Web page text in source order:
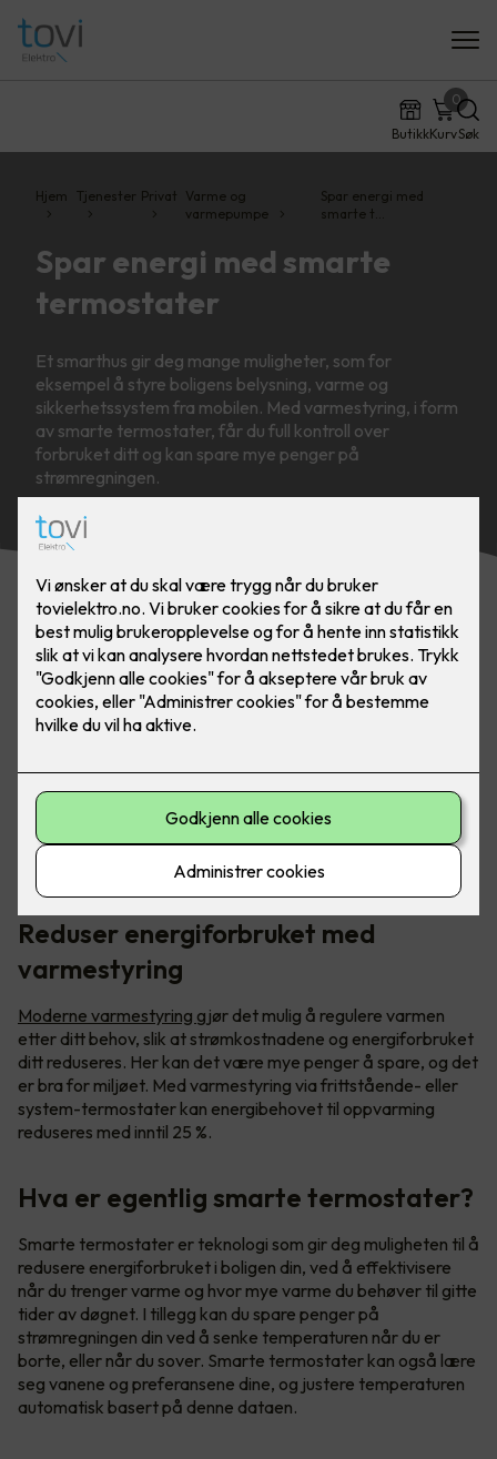
ButikkKurv
0
Søk
Hjem Tjenester Privat Varme og
varmepumpe
Spar energi med
smarte t…
Spar energi med smarte
termostater
Et smarthus gir deg mange muligheter, som for
eksempel å styre boligens belysning, varme og
sikkerhetssystem fra mobilen. Med varmestyring, i form
av smarte termostater, får du full kontroll over
forbruket ditt og kan spare mye penger på
strømregningen.
Smart varmestyring gir deg full kontroll på
energiforbruket ditt i hele boligen. Dette kan du enkelt
styre fra et veggpanel.
Reduser energiforbruket med
varmestyring
Moderne varmestyring gjør det mulig å regulere varmen
etter ditt behov, slik at strømkostnadene og energiforbruket
ditt reduseres. Her kan det være mye penger å spare, og det
er bra for miljøet. Med varmestyring via frittstående- eller
system-termostater kan energibehovet til oppvarming
reduseres med inntil 25 %.
Hva er egentlig smarte termostater?
Smarte termostater er teknologi som gir deg muligheten til å
redusere energiforbruket i boligen din, ved å effektivisere
når du trenger varme og hvor mye varme du behøver til gitte
tider av døgnet. I tillegg kan du spare penger på
strømregningen din ved å senke temperaturen når du er
borte, eller når du sover. Smarte termostater kan også lære
seg vanene og preferansene dine, og justere temperaturen
automatisk basert på denne dataen.